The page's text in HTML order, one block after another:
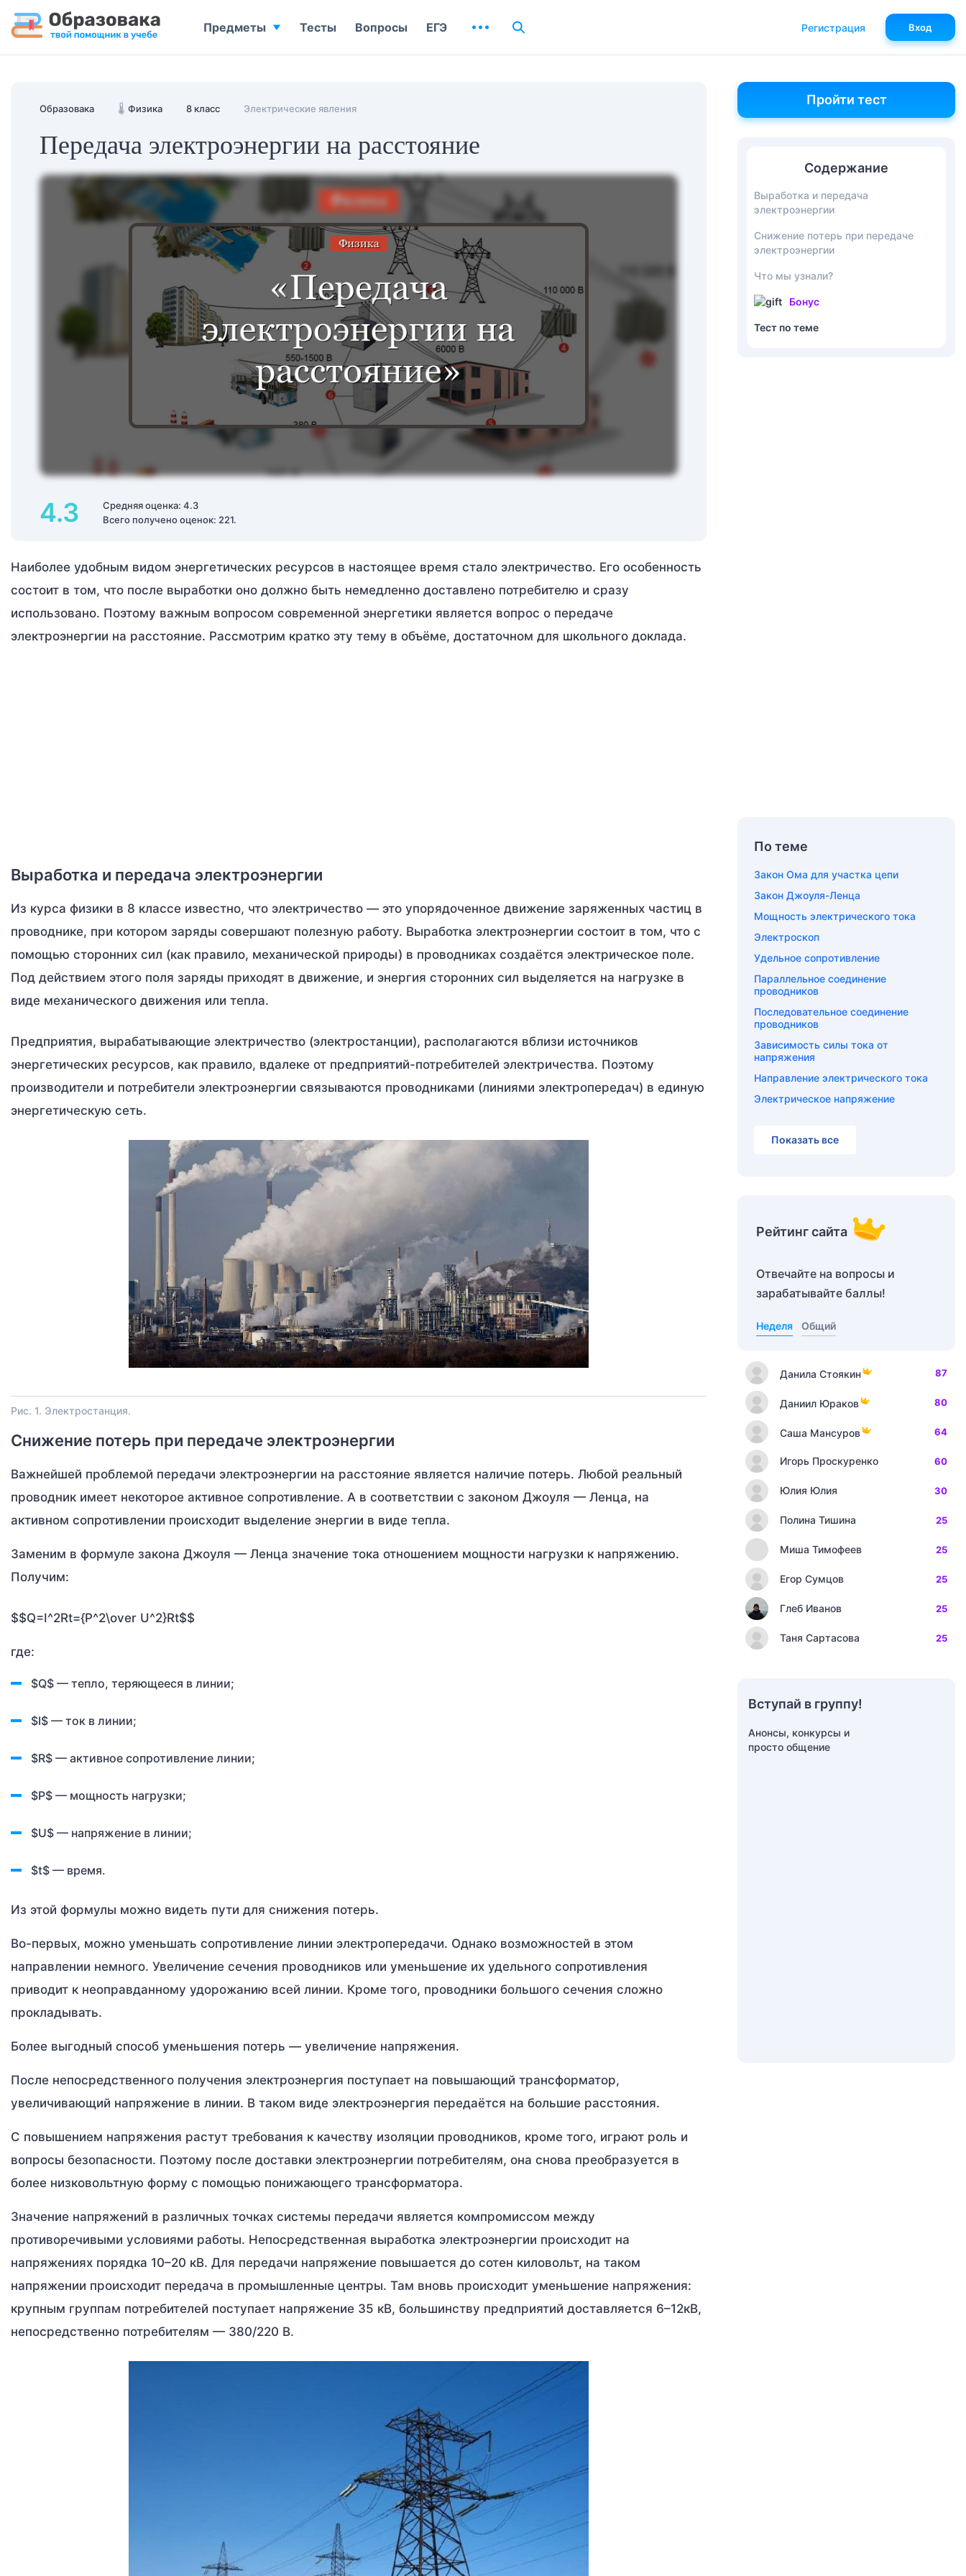
Образовака 🌡️ Физика 8 класс Электрические явления
Передача электроэнергии на расстояние
4.3
Средняя оценка: 4.3
Всего получено оценок: 221.
Наиболее удобным видом энергетических ресурсов в настоящее время стало электричество. Его особенность
состоит в том, что после выработки оно должно быть немедленно доставлено потребителю и сразу
использовано. Поэтому важным вопросом современной энергетики является вопрос о передаче
электроэнергии на расстояние. Рассмотрим кратко эту тему в объёме, достаточном для школьного доклада.
Выработка и передача электроэнергии
Из курса физики в 8 классе известно, что электричество — это упорядоченное движение заряженных частиц в
проводнике, при котором заряды совершают полезную работу. Выработка электроэнергии состоит в том, что с
помощью сторонних сил (как правило, механической природы) в проводниках создаётся электрическое поле.
Под действием этого поля заряды приходят в движение, и энергия сторонних сил выделяется на нагрузке в
виде механического движения или тепла.
Предприятия, вырабатывающие электричество (электростанции), располагаются вблизи источников
энергетических ресурсов, как правило, вдалеке от предприятий-потребителей электричества. Поэтому
производители и потребители электроэнергии связываются проводниками (линиями электропередач) в единую
энергетическую сеть.
Рис. 1. Электростанция.
Снижение потерь при передаче электроэнергии
Важнейшей проблемой передачи электроэнергии на расстояние является наличие потерь. Любой реальный
проводник имеет некоторое активное сопротивление. А в соответствии с законом Джоуля — Ленца, на
активном сопротивлении происходит выделение энергии в виде тепла.
Заменим в формуле закона Джоуля — Ленца значение тока отношением мощности нагрузки к напряжению.
Получим:
$$Q=I^2Rt={P^2\over U^2}Rt$$
где:
$Q$ — тепло, теряющееся в линии;
$I$ — ток в линии;
$R$ — активное сопротивление линии;
$P$ — мощность нагрузки;
$U$ — напряжение в линии;
$t$ — время.
Из этой формулы можно видеть пути для снижения потерь.
Во-первых, можно уменьшать сопротивление линии электропередачи. Однако возможностей в этом
направлении немного. Увеличение сечения проводников или уменьшение их удельного сопротивления
приводит к неоправданному удорожанию всей линии. Кроме того, проводники большого сечения сложно
прокладывать.
Более выгодный способ уменьшения потерь — увеличение напряжения.
После непосредственного получения электроэнергия поступает на повышающий трансформатор,
увеличивающий напряжение в линии. В таком виде электроэнергия передаётся на большие расстояния.
С повышением напряжения растут требования к качеству изоляции проводников, кроме того, играют роль и
вопросы безопасности. Поэтому после доставки электроэнергии потребителям, она снова преобразуется в
более низковольтную форму с помощью понижающего трансформатора.
Значение напряжений в различных точках системы передачи является компромиссом между
противоречивыми условиями работы. Непосредственная выработка электроэнергии происходит на
напряжениях порядка 10–20 кВ. Для передачи напряжение повышается до сотен киловольт, на таком
напряжении происходит передача в промышленные центры. Там вновь происходит уменьшение напряжения:
крупным группам потребителей поступает напряжение 35 кВ, большинству предприятий доставляется 6–12кВ,
непосредственно потребителям — 380/220 В.
Пройти тест
Содержание
Выработка и передача
электроэнергии
Снижение потерь при передаче
электроэнергии
Что мы узнали?
Бонус
Тест по теме
По теме
Закон Ома для участка цепи
Закон Джоуля-Ленца
Мощность электрического тока
Электроскоп
Удельное сопротивление
Параллельное соединение
проводников
Последовательное соединение
проводников
Зависимость силы тока от
напряжения
Направление электрического тока
Электрическое напряжение
Показать все
Рейтинг сайта
Отвечайте на вопросы и
зарабатывайте баллы!
Неделя Общий
Данила Стоякин 87
Даниил Юраков 80
Саша Мансуров 64
Игорь Проскуренко 60
Юлия Юлия 30
Полина Тишина 25
Миша Тимофеев 25
Егор Сумцов 25
Глеб Иванов 25
Таня Сартасова 25
Вступай в группу!
Анонсы, конкурсы и
просто общение
Предметы Тесты Вопросы ЕГЭ Регистрация Вход